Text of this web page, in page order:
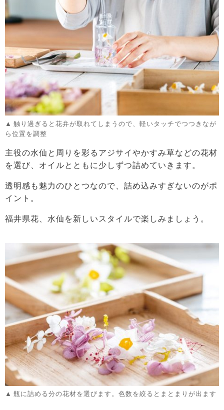
触り過ぎると花弁が取れてしまうので、軽いタッチでつつきなが
ら位置を調整
主役の水仙と周りを彩るアジサイやかすみ草などの花材
を選び、オイルとともに少しずつ詰めていきます。
透明感も魅力のひとつなので、詰め込みすぎないのがポ
イント。
福井県花、水仙を新しいスタイルで楽しみましょう。
瓶に詰める分の花材を選びます。色数を絞るとまとまりが出ます